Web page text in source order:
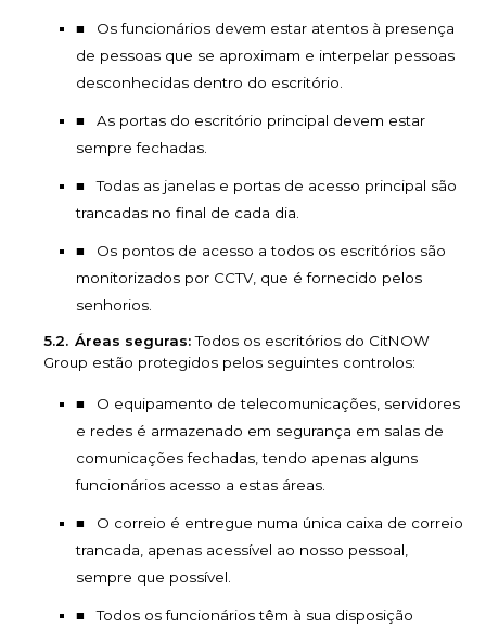
Os funcionários devem estar atentos à presença
de pessoas que se aproximam e interpelar pessoas
desconhecidas dentro do escritório.
As portas do escritório principal devem estar
sempre fechadas.
Todas as janelas e portas de acesso principal são
trancadas no final de cada dia.
Os pontos de acesso a todos os escritórios são
monitorizados por CCTV, que é fornecido pelos
senhorios.
Áreas seguras:Todos os escritórios do CitNOW
Group estão protegidos pelos seguintes controlos:
O equipamento de telecomunicações, servidores
e redes é armazenado em segurança em salas de
comunicações fechadas, tendo apenas alguns
funcionários acesso a estas áreas.
O correio é entregue numa única caixa de correio
trancada, apenas acessível ao nosso pessoal,
sempre que possível.
Todos os funcionários têm à sua disposição